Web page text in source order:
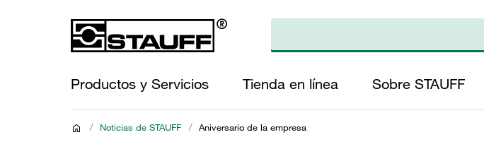
Productos y Servicios Tienda en línea Sobre STAUFF
/ Noticias de STAUFF / Aniversario de la empresa